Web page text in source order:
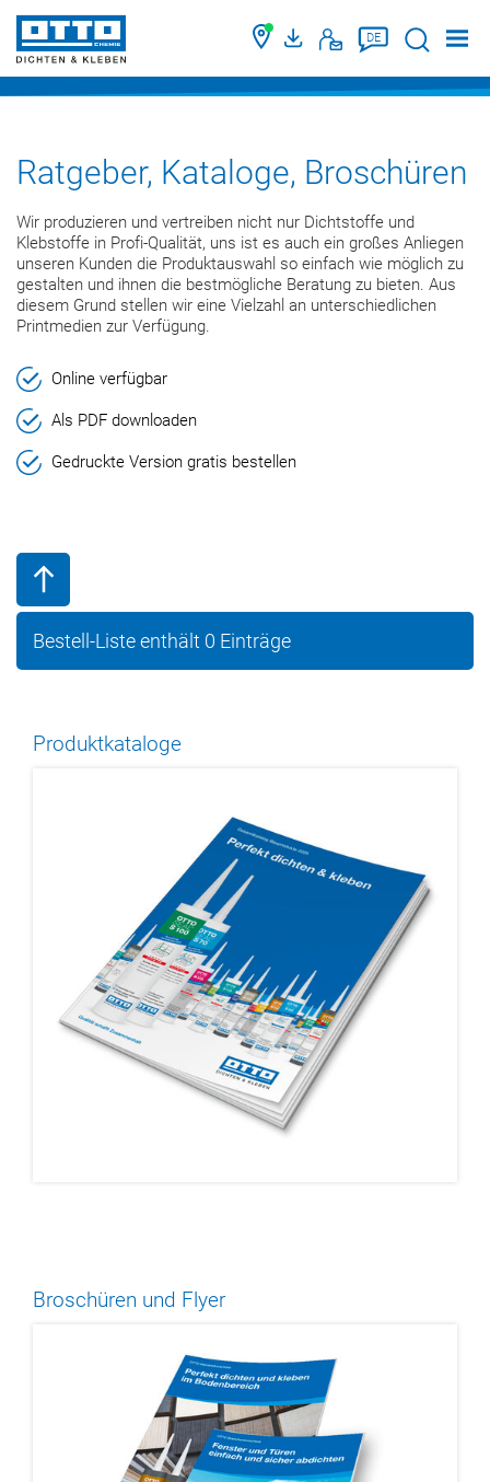
DE Suche
Ratgeber, Kataloge, Broschüren
Wir produzieren und vertreiben nicht nur Dichtstoffe und
Klebstoffe in Profi-Qualität, uns ist es auch ein großes Anliegen
unseren Kunden die Produktauswahl so einfach wie möglich zu
gestalten und ihnen die bestmögliche Beratung zu bieten. Aus
diesem Grund stellen wir eine Vielzahl an unterschiedlichen
Printmedien zur Verfügung.
Online verfügbar
Als PDF downloaden
Gedruckte Version gratis bestellen
Bestell-Liste enthält 0 Einträge
Produktkataloge
Broschüren und Flyer